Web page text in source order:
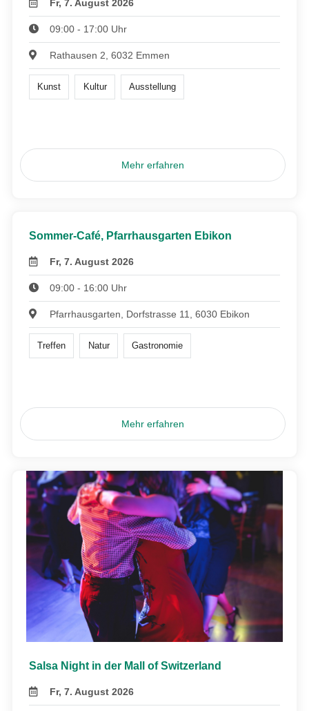
Fr, 7. August 2026
09:00 - 17:00 Uhr
Rathausen 2, 6032 Emmen
Kunst Kultur Ausstellung
Mehr erfahren
Sommer-Café, Pfarrhausgarten Ebikon
Fr, 7. August 2026
09:00 - 16:00 Uhr
Pfarrhausgarten, Dorfstrasse 11, 6030 Ebikon
Treffen Natur Gastronomie
Mehr erfahren
Salsa Night in der Mall of Switzerland
Fr, 7. August 2026